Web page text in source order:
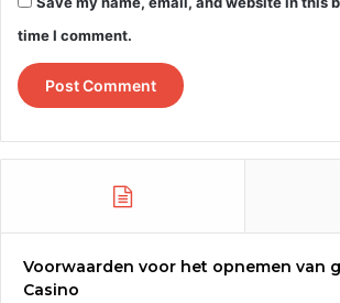
time I comment.
Voorwaarden voor het opnemen van
Casino